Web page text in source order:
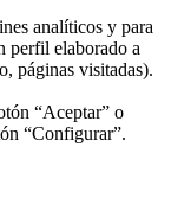
analíticos y para
perfil elaborado a
páginas visitadas).
“Aceptar” o
“Configurar”.